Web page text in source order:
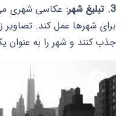
3. تبلیغ شهر:
عکاسی شهری
برای شهرها عمل کند. تصاویر
جذب کنند و شهر را به عنوان